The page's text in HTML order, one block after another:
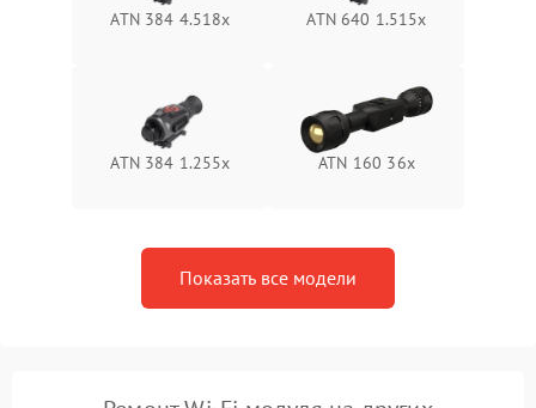
ATN 384 4.518x ATN 640 1.515x
ATN 384 1.255х ATN 160 36x
Показать все модели